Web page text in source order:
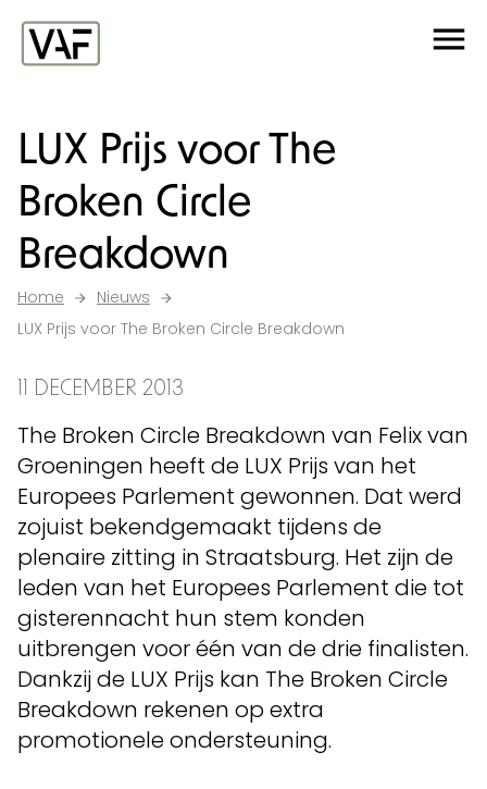
Ga verder naar de inhoud
LUX Prijs voor The
Broken Circle
Breakdown
Home
Nieuws
LUX Prijs voor The Broken Circle Breakdown
11 DECEMBER 2013
The Broken Circle Breakdown van Felix van
Groeningen heeft de LUX Prijs van het
Europees Parlement gewonnen. Dat werd
zojuist bekendgemaakt tijdens de
plenaire zitting in Straatsburg. Het zijn de
leden van het Europees Parlement die tot
gisterennacht hun stem konden
uitbrengen voor één van de drie finalisten.
Dankzij de LUX Prijs kan The Broken Circle
Breakdown rekenen op extra
promotionele ondersteuning.